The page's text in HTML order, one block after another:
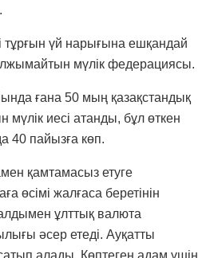
тұрғын үй нарығына ешқандай
мүлік федерациясы.
ғана 50 мың қазақстандық
иесі атанды, бұл өткен
40 пайызға көп.
қамтамасыз етуге
өсімі жалғаса беретінін
ұлттық валюта
әсер етеді. Ауқатты
алады. Көптеген адам үшін